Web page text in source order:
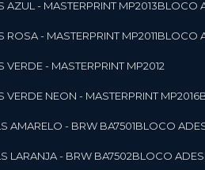
AZUL - MASTERPRINT MP2013 BLOCO
ROSA - MASTERPRINT MP2011 BLOCO
VERDE - MASTERPRINT MP2012
VERDE NEON - MASTERPRINT MP2016
AMARELO - BRW BA7501 BLOCO
LARANJA - BRW BA7502 BLOCO